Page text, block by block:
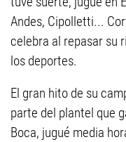
Andes, Cipolletti...
celebra al repasar su
los deportes.
El gran hito de su
parte del plantel que
Boca, jugué media